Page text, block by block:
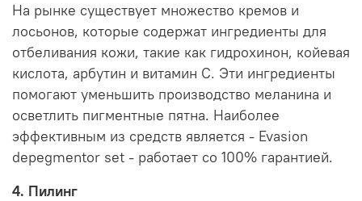
На рынке существует множество кремов и
лосьонов, которые содержат ингредиенты для
отбеливания кожи, такие как гидрохинон, койевая
кислота, арбутин и витамин C. Эти ингредиенты
помогают уменьшить производство меланина и
осветлить пигментные пятна. Наиболее
эффективным из средств является - Evasion
depegmentor set - работает со 100% гарантией.
4. Пилинг